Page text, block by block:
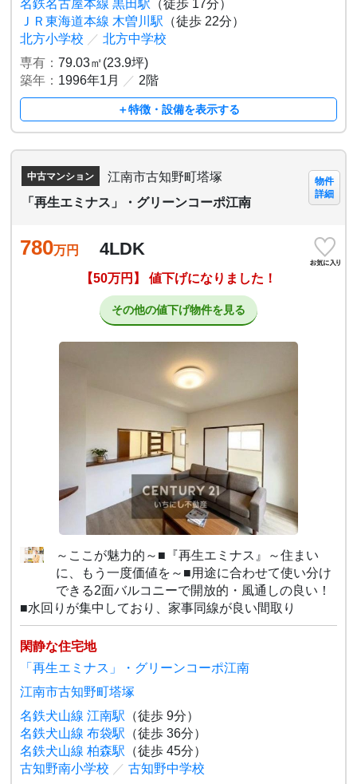
名鉄名古屋本線 黒田駅 （徒歩 17分）
ＪＲ東海道本線 木曽川駅 （徒歩 22分）
北方小学校 ／ 北方中学校
専有：79.03㎡(23.9坪)
築年： 1996年1月 ／ 2階
＋特徴・設備を表示する
中古マンション
江南市古知野町塔塚
「再生エミナス」・グリーンコーポ江南
物件
詳細
780万円 4LDK
【50万円】 値下げになりました！
その他の値下げ物件を見る
～ここが魅力的～■『再生エミナス』～住まい
に、もう一度価値を～■用途に合わせて使い分け
できる2面バルコニーで開放的・風通しの良い！
■水回りが集中しており、家事同線が良い間取り
閑静な住宅地
「再生エミナス」・グリーンコーポ江南
江南市古知野町塔塚
名鉄犬山線 江南駅 （徒歩 9分）
名鉄犬山線 布袋駅 （徒歩 36分）
名鉄犬山線 柏森駅 （徒歩 45分）
古知野南小学校 ／ 古知野中学校